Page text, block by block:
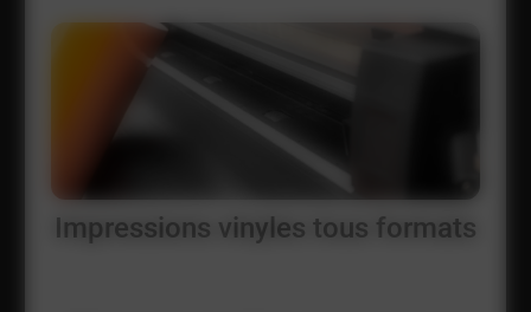
Impressions vinyles tous formats